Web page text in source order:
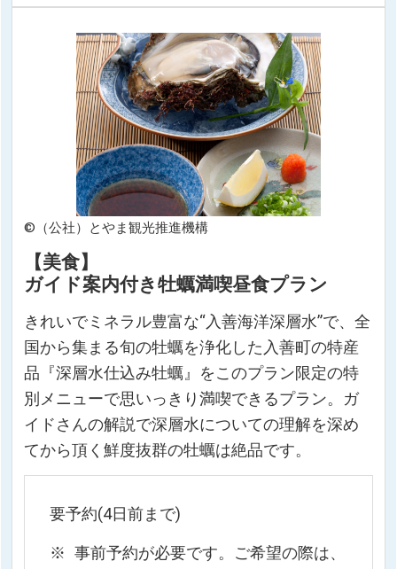
©（公社）とやま観光推進機構
【美食】
ガイド案内付き牡蠣満喫昼食プラン
きれいでミネラル豊富な“入善海洋深層水”で、全
国から集まる旬の牡蠣を浄化した入善町の特産
品『深層水仕込み牡蠣』をこのプラン限定の特
別メニューで思いっきり満喫できるプラン。ガ
イドさんの解説で深層水についての理解を深め
てから頂く鮮度抜群の牡蠣は絶品です。
要予約(4日前まで)
事前予約が必要です。ご希望の際は、